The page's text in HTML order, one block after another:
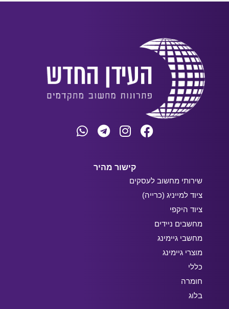
קישור מהיר
שירותי מחשוב לעסקים
ציוד למייניג (כרייה)
ציוד היקפי
מחשבים ניידים
מחשבי גיימינג
מוצרי גיימינג
כללי
חומרה
בלוג